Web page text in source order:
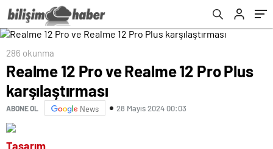
286 okunma
Realme 12 Pro ve Realme 12 Pro Plus
karşılaştırması
ABONE OL News 28 Mayıs 2024 00:03
Tasarım